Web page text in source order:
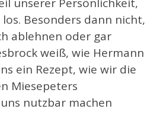
Besonders dann nicht,
ablehnen oder gar
weiß, wie Hermann
ein Rezept, wie wir die
Miesepeters
nutzbar machen